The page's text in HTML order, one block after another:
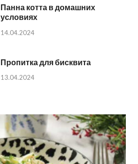
Панна котта в домашних
условиях
14.04.2024
Пропитка для бисквита
13.04.2024